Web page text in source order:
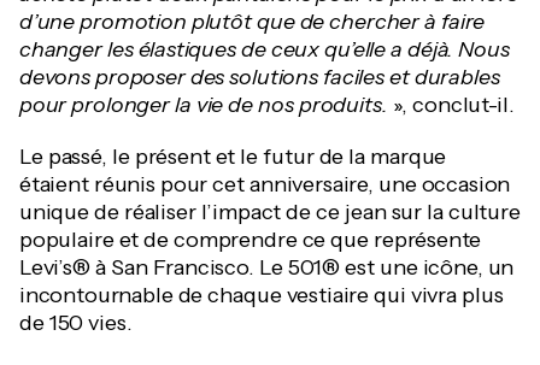
d’une promotion plutôt que de chercher à faire
changer les élastiques de ceux qu’elle a déjà. Nous
devons proposer des solutions faciles et durables
pour prolonger la vie de nos produits. », conclut-il.
Le passé, le présent et le futur de la marque
étaient réunis pour cet anniversaire, une occasion
unique de réaliser l’impact de ce jean sur la culture
populaire et de comprendre ce que représente
Levi’s® à San Francisco. Le 501® est une icône, un
incontournable de chaque vestiaire qui vivra plus
de 150 vies.